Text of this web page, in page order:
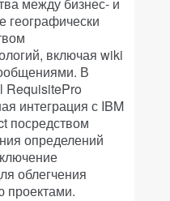
географически
включая wiki
В
RequisitePro
интеграция с IBM
посредством
определений
облегчения
проектами.